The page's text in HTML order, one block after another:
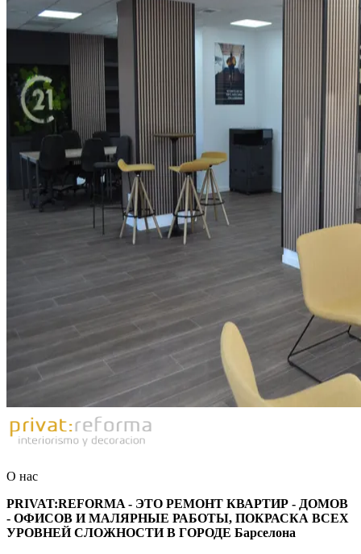
О нас
PRIVAT:REFORMA - ЭТО РЕМОНТ КВАРТИР - ДОМОВ
- ОФИСОВ И МАЛЯРНЫЕ РАБОТЫ, ПОКРАСКА ВСЕХ
УРОВНЕЙ СЛОЖНОСТИ В ГОРОДЕ Барселона